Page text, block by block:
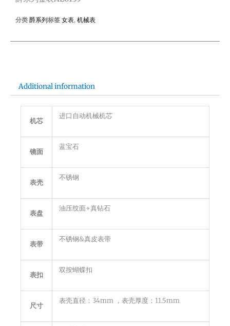
分类 爵系列标签 女表, 机械表
Additional information
机芯
进口自动机械机芯
镜面
蓝宝石
表壳
不锈钢
表盘
油压纹面+真钻石
表带
不锈钢&真皮表带
表扣
双按蝴蝶扣
尺寸
表壳直径：34mm ，表壳厚度：11.5mm